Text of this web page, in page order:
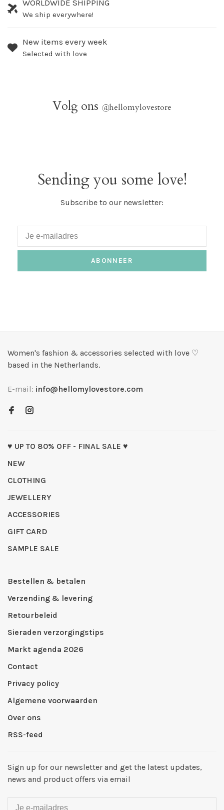
WORLDWIDE SHIPPING
We ship everywhere!
New items every week
Selected with love
Volg ons @hellomylovestore
Sending you some love!
Subscribe to our newsletter:
ABONNEER
Women's fashion & accessories selected with love ♡
based in the Netherlands.
E-mail: info@hellomylovestore.com
♥ UP TO 80% OFF - FINAL SALE ♥
NEW
CLOTHING
JEWELLERY
ACCESSORIES
GIFT CARD
SAMPLE SALE
Bestellen & betalen
Verzending & levering
Retourbeleid
Sieraden verzorgingstips
Markt agenda 2026
Contact
Privacy policy
Algemene voorwaarden
Over ons
RSS-feed
Sign up for our newsletter and get the latest updates,
news and product offers via email